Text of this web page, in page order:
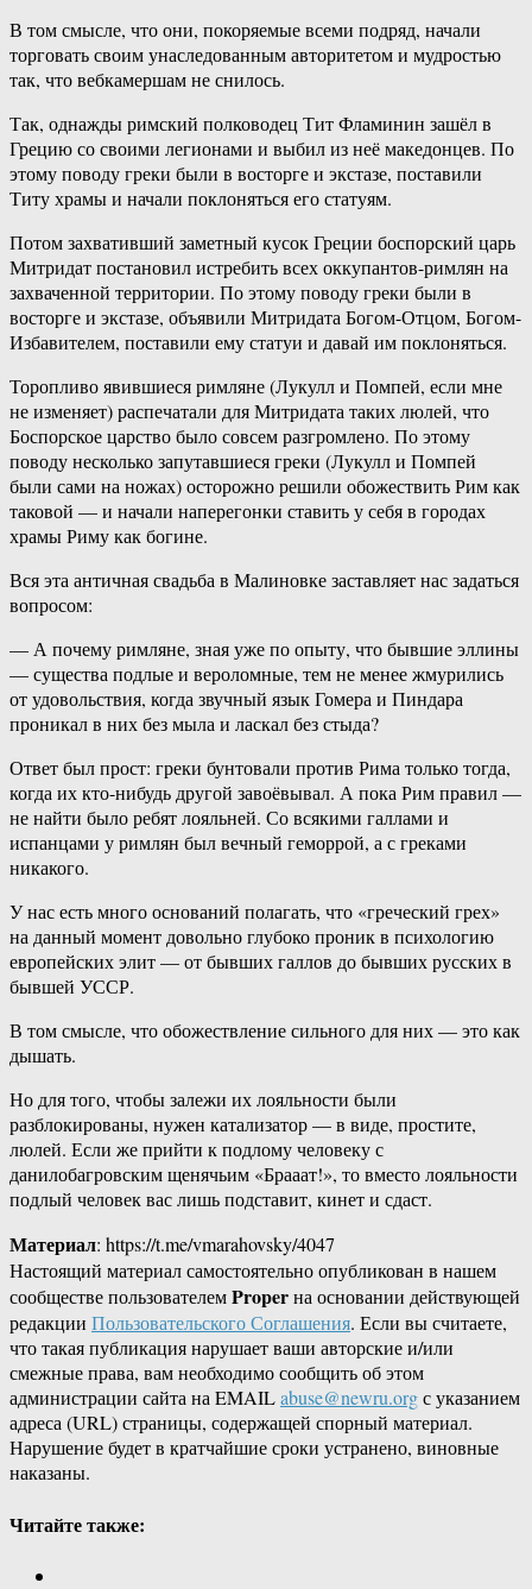
В том смысле, что они, покоряемые всеми подряд, начали
торговать своим унаследованным авторитетом и мудростью
так, что вебкамершам не снилось.
Так, однажды римский полководец Тит Фламинин зашёл в
Грецию со своими легионами и выбил из неё македонцев. По
этому поводу греки были в восторге и экстазе, поставили
Титу храмы и начали поклоняться его статуям.
Потом захвативший заметный кусок Греции боспорский царь
Митридат постановил истребить всех оккупантов-римлян на
захваченной территории. По этому поводу греки были в
восторге и экстазе, объявили Митридата Богом-Отцом, Богом-
Избавителем, поставили ему статуи и давай им поклоняться.
Торопливо явившиеся римляне (Лукулл и Помпей, если мне
не изменяет) распечатали для Митридата таких люлей, что
Боспорское царство было совсем разгромлено. По этому
поводу несколько запутавшиеся греки (Лукулл и Помпей
были сами на ножах) осторожно решили обожествить Рим как
таковой — и начали наперегонки ставить у себя в городах
храмы Риму как богине.
Вся эта античная свадьба в Малиновке заставляет нас задаться
вопросом:
— А почему римляне, зная уже по опыту, что бывшие эллины
— существа подлые и вероломные, тем не менее жмурились
от удовольствия, когда звучный язык Гомера и Пиндара
проникал в них без мыла и ласкал без стыда?
Ответ был прост: греки бунтовали против Рима только тогда,
когда их кто-нибудь другой завоёвывал. А пока Рим правил —
не найти было ребят лояльней. Со всякими галлами и
испанцами у римлян был вечный геморрой, а с греками
никакого.
У нас есть много оснований полагать, что «греческий грех»
на данный момент довольно глубоко проник в психологию
европейских элит — от бывших галлов до бывших русских в
бывшей УССР.
В том смысле, что обожествление сильного для них — это как
дышать.
Но для того, чтобы залежи их лояльности были
разблокированы, нужен катализатор — в виде, простите,
люлей. Если же прийти к подлому человеку с
данилобагровским щенячьим «Брааат!», то вместо лояльности
подлый человек вас лишь подставит, кинет и сдаст.
Материал: https://t.me/vmarahovsky/4047
Настоящий материал самостоятельно опубликован в нашем
сообществе пользователемProperна основании действующей
редакции Пользовательского Соглашения. Если вы считаете,
что такая публикация нарушает ваши авторские и/или
смежные права, вам необходимо сообщить об этом
администрации сайта на EMAILabuse@newru.orgс указанием
адреса (URL) страницы, содержащей спорный материал.
Нарушение будет в кратчайшие сроки устранено, виновные
наказаны.
Читайте также: